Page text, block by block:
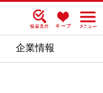
企業情報